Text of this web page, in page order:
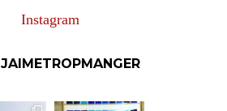
Instagram
JAIMETROPMANGER